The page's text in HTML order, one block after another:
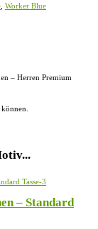
Worker Blue
– Herren Premium
– Standard